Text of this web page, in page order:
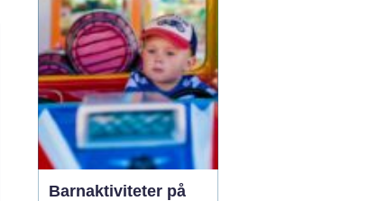
ekonomi och livskvalitet.
När fler söker sig mot
nat...
Barnaktiviteter på